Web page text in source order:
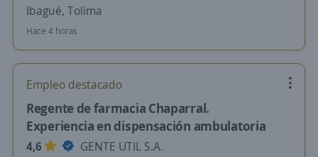
Ibagué, Tolima
Hace 4 horas
Empleo destacado
Regente de farmacia Chaparral.
Experiencia en dispensación ambulatoria
4,6
GENTE UTIL S.A.